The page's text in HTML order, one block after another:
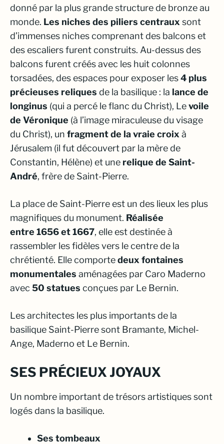
donné par la plus grande structure de bronze au
monde. Les niches des piliers centraux sont
d’immenses niches comprenant des balcons et
des escaliers furent construits. Au-dessus des
balcons furent créés avec les huit colonnes
torsadées, des espaces pour exposer les4 plus
précieuses reliques de la basilique : la lance de
longinus (qui a percé le flanc du Christ), Levoile
de Véronique (à l’image miraculeuse du visage
du Christ), un fragment de la vraie croix à
Jérusalem (il fut découvert par la mère de
Constantin, Hélène) et une relique de Saint-
André, frère de Saint-Pierre.
La place de Saint-Pierre est un des lieux les plus
magnifiques du monument. Réalisée
entre 1656 et 1667, elle est destinée à
rassembler les fidèles vers le centre de la
chrétienté. Elle comportedeux fontaines
monumentales aménagées par Caro Maderno
avec 50 statues conçues par Le Bernin.
Les architectes les plus importants de la
basilique Saint-Pierre sont Bramante, Michel-
Ange, Maderno et Le Bernin.
SES PRÉCIEUX JOYAUX
Un nombre important de trésors artistiques sont
logés dans la basilique.
Ses tombeaux